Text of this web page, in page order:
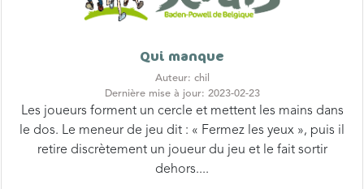
Qui manque
Auteur: chil
Dernière mise à jour: 2023-02-23
Les joueurs forment un cercle et mettent les mains dans
le dos. Le meneur de jeu dit : « Fermez les yeux », puis il
retire discrètement un joueur du jeu et le fait sortir
dehors....